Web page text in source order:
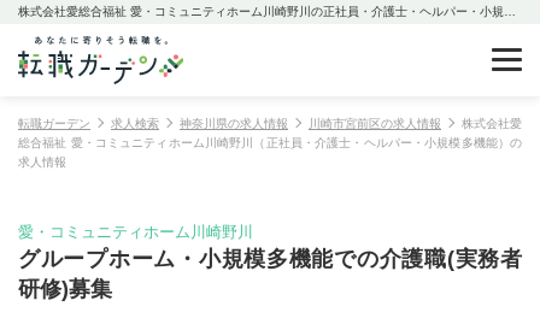
転職ガーデン 求人検索 神奈川県の求人情報 川崎市宮前区の求人情報
株式会社愛
総合福祉 愛・コミュニティホーム川崎野川（正社員・介護士・ヘルパー・小規模多機能）の
求人情報
愛・コミュニティホーム川崎野川
グループホーム・小規模多機能での介護職(実務者
研修)募集